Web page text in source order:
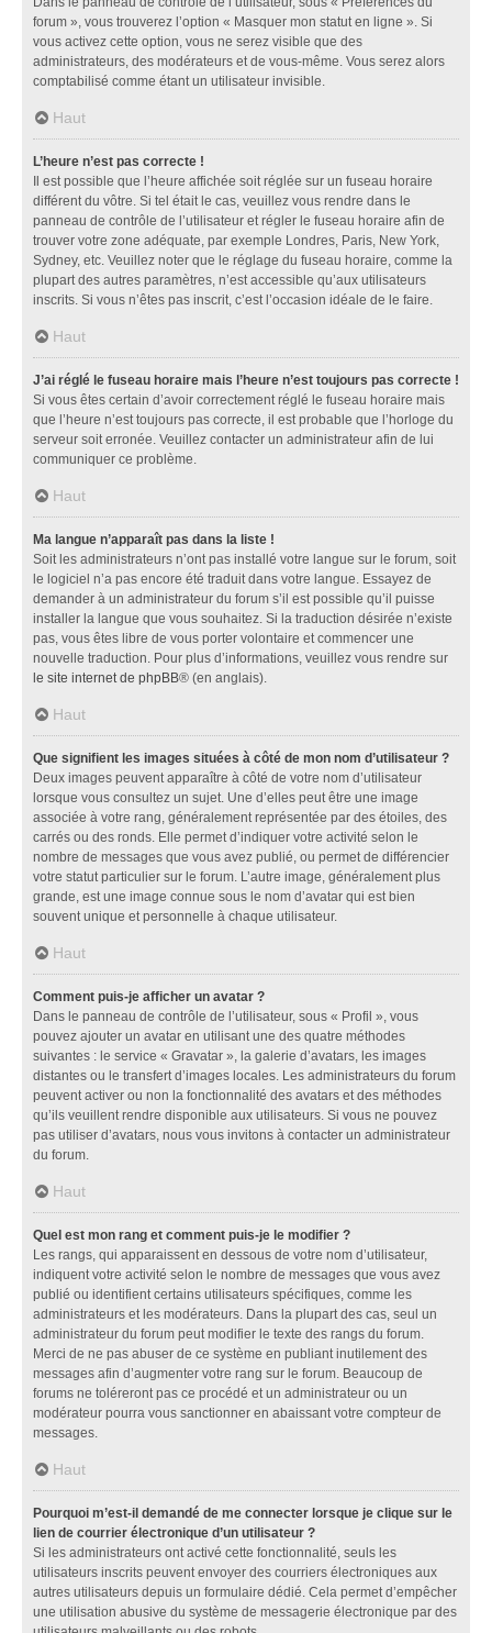
forum », vous trouverez l’option « Masquer mon statut en ligne ». Si
vous activez cette option, vous ne serez visible que des
administrateurs, des modérateurs et de vous-même. Vous serez alors
comptabilisé comme étant un utilisateur invisible.
Haut
L’heure n’est pas correcte !
Il est possible que l’heure affichée soit réglée sur un fuseau horaire
différent du vôtre. Si tel était le cas, veuillez vous rendre dans le
panneau de contrôle de l’utilisateur et régler le fuseau horaire afin de
trouver votre zone adéquate, par exemple Londres, Paris, New York,
Sydney, etc. Veuillez noter que le réglage du fuseau horaire, comme la
plupart des autres paramètres, n’est accessible qu’aux utilisateurs
inscrits. Si vous n’êtes pas inscrit, c’est l’occasion idéale de le faire.
Haut
J’ai réglé le fuseau horaire mais l’heure n’est toujours pas correcte !
Si vous êtes certain d’avoir correctement réglé le fuseau horaire mais
que l’heure n’est toujours pas correcte, il est probable que l’horloge du
serveur soit erronée. Veuillez contacter un administrateur afin de lui
communiquer ce problème.
Haut
Ma langue n’apparaît pas dans la liste !
Soit les administrateurs n’ont pas installé votre langue sur le forum, soit
le logiciel n’a pas encore été traduit dans votre langue. Essayez de
demander à un administrateur du forum s’il est possible qu’il puisse
installer la langue que vous souhaitez. Si la traduction désirée n’existe
pas, vous êtes libre de vous porter volontaire et commencer une
nouvelle traduction. Pour plus d’informations, veuillez vous rendre sur
le site internet de phpBB® (en anglais).
Haut
Que signifient les images situées à côté de mon nom d’utilisateur ?
Deux images peuvent apparaître à côté de votre nom d’utilisateur
lorsque vous consultez un sujet. Une d’elles peut être une image
associée à votre rang, généralement représentée par des étoiles, des
carrés ou des ronds. Elle permet d’indiquer votre activité selon le
nombre de messages que vous avez publié, ou permet de différencier
votre statut particulier sur le forum. L’autre image, généralement plus
grande, est une image connue sous le nom d’avatar qui est bien
souvent unique et personnelle à chaque utilisateur.
Haut
Comment puis-je afficher un avatar ?
Dans le panneau de contrôle de l’utilisateur, sous « Profil », vous
pouvez ajouter un avatar en utilisant une des quatre méthodes
suivantes : le service « Gravatar », la galerie d’avatars, les images
distantes ou le transfert d’images locales. Les administrateurs du forum
peuvent activer ou non la fonctionnalité des avatars et des méthodes
qu’ils veuillent rendre disponible aux utilisateurs. Si vous ne pouvez
pas utiliser d’avatars, nous vous invitons à contacter un administrateur
du forum.
Haut
Quel est mon rang et comment puis-je le modifier ?
Les rangs, qui apparaissent en dessous de votre nom d’utilisateur,
indiquent votre activité selon le nombre de messages que vous avez
publié ou identifient certains utilisateurs spécifiques, comme les
administrateurs et les modérateurs. Dans la plupart des cas, seul un
administrateur du forum peut modifier le texte des rangs du forum.
Merci de ne pas abuser de ce système en publiant inutilement des
messages afin d’augmenter votre rang sur le forum. Beaucoup de
forums ne toléreront pas ce procédé et un administrateur ou un
modérateur pourra vous sanctionner en abaissant votre compteur de
messages.
Haut
Pourquoi m’est-il demandé de me connecter lorsque je clique sur le
lien de courrier électronique d’un utilisateur ?
Si les administrateurs ont activé cette fonctionnalité, seuls les
utilisateurs inscrits peuvent envoyer des courriers électroniques aux
autres utilisateurs depuis un formulaire dédié. Cela permet d’empêcher
une utilisation abusive du système de messagerie électronique par des